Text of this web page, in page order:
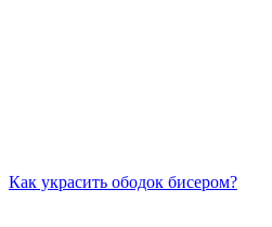
Как украсить ободок бисером?